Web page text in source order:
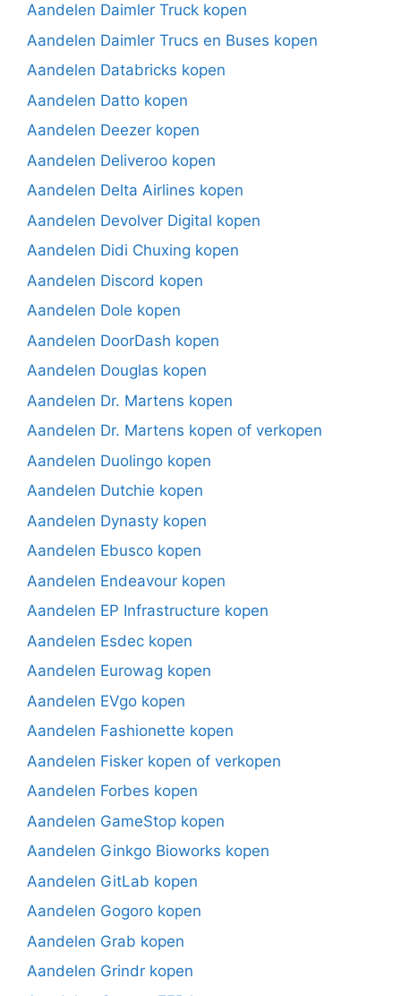
Aandelen Daimler Truck kopen
Aandelen Daimler Trucs en Buses kopen
Aandelen Databricks kopen
Aandelen Datto kopen
Aandelen Deezer kopen
Aandelen Deliveroo kopen
Aandelen Delta Airlines kopen
Aandelen Devolver Digital kopen
Aandelen Didi Chuxing kopen
Aandelen Discord kopen
Aandelen Dole kopen
Aandelen DoorDash kopen
Aandelen Douglas kopen
Aandelen Dr. Martens kopen
Aandelen Dr. Martens kopen of verkopen
Aandelen Duolingo kopen
Aandelen Dutchie kopen
Aandelen Dynasty kopen
Aandelen Ebusco kopen
Aandelen Endeavour kopen
Aandelen EP Infrastructure kopen
Aandelen Esdec kopen
Aandelen Eurowag kopen
Aandelen EVgo kopen
Aandelen Fashionette kopen
Aandelen Fisker kopen of verkopen
Aandelen Forbes kopen
Aandelen GameStop kopen
Aandelen Ginkgo Bioworks kopen
Aandelen GitLab kopen
Aandelen Gogoro kopen
Aandelen Grab kopen
Aandelen Grindr kopen